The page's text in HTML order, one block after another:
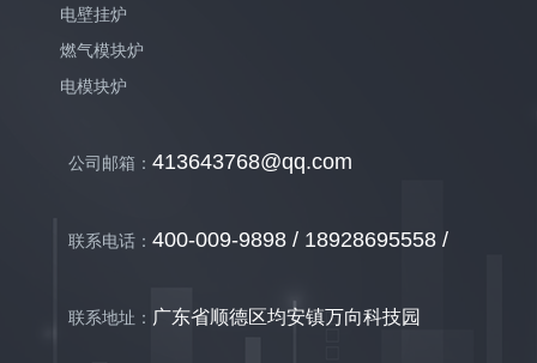
电壁挂炉
燃气模块炉
电模块炉
公司邮箱： 413643768@qq.com
联系电话： 400-009-9898 / 18928695558 /
联系地址： 广东省顺德区均安镇万向科技园